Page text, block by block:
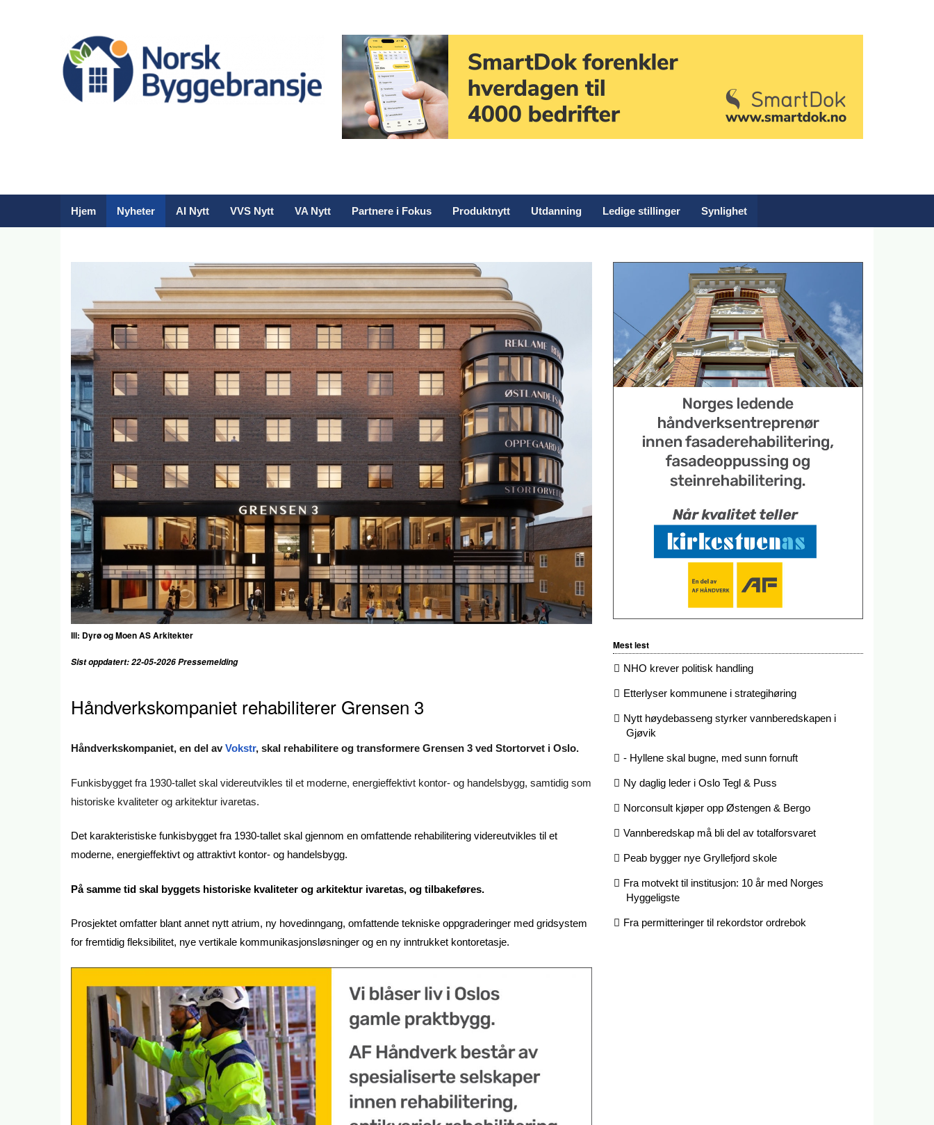
Hjem Nyheter AI Nytt VVS Nytt VA Nytt Partnere i Fokus Produktnytt Utdanning Ledige stillinger Synlighet
Ill: Dyrø og Moen AS Arkitekter
Sist oppdatert: 22-05-2026 Pressemelding
Håndverkskompaniet rehabiliterer Grensen 3
Håndverkskompaniet, en del avVokstr, skal rehabilitere og transformere Grensen 3 ved Stortorvet i Oslo.
Funkisbygget fra 1930-tallet skal videreutvikles til et moderne, energieffektivt kontor- og handelsbygg, samtidig som
historiske kvaliteter og arkitektur ivaretas.
Det karakteristiske funkisbygget fra 1930-tallet skal gjennom en omfattende rehabilitering videreutvikles til et
moderne, energieffektivt og attraktivt kontor- og handelsbygg.
På samme tid skal byggets historiske kvaliteter og arkitektur ivaretas, og tilbakeføres.
Prosjektet omfatter blant annet nytt atrium, ny hovedinngang, omfattende tekniske oppgraderinger med gridsystem
for fremtidig fleksibilitet, nye vertikale kommunikasjonsløsninger og en ny inntrukket kontoretasje.
Mest lest
NHO krever politisk handling
Etterlyser kommunene i strategihøring
Nytt høydebasseng styrker vannberedskapen i
Gjøvik
- Hyllene skal bugne, med sunn fornuft
Ny daglig leder i Oslo Tegl & Puss
Norconsult kjøper opp Østengen & Bergo
Vannberedskap må bli del av totalforsvaret
Peab bygger nye Gryllefjord skole
Fra motvekt til institusjon: 10 år med Norges
Hyggeligste
Fra permitteringer til rekordstor ordrebok